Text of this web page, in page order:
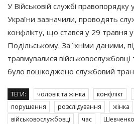
У Військовій службі
України зазначили, проводять
конфлікту, що стався у 29 травня
Подільському. За їхніми даними,
травмувалися військовослужбовці
було пошкоджено службовий
ТЕГИ: чоловік та жінка конфлікт
порушення
розслідування жінка
військовослужбовці
час Шевченко